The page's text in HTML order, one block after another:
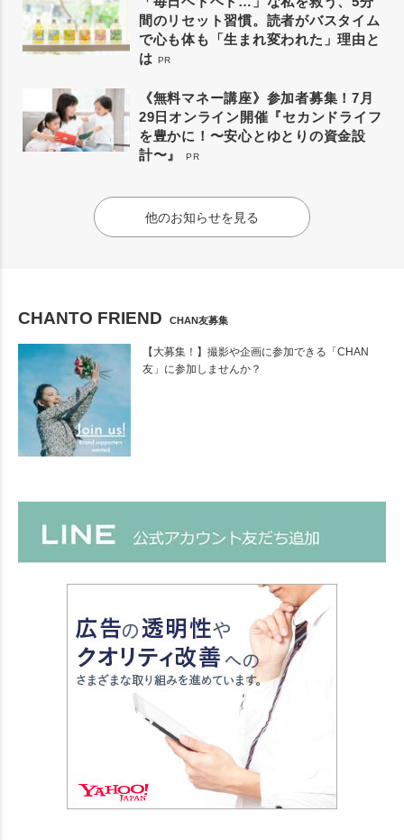
間のリセット習慣。読者がバスタイム
で心も体も「生まれ変われた」理由と
は PR
《無料マネー講座》参加者募集！7月
29日オンライン開催『セカンドライフ
を豊かに！〜安心とゆとりの資金設
計〜』
PR
他のお知らせを見る
CHANTO FRIEND CHAN友募集
【大募集！】撮影や企画に参加できる「CHAN
友」に参加しませんか？